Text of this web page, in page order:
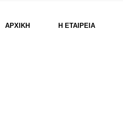
ΑΡΧΙΚΗ Η ΕΤΑΙΡΕΊΑ